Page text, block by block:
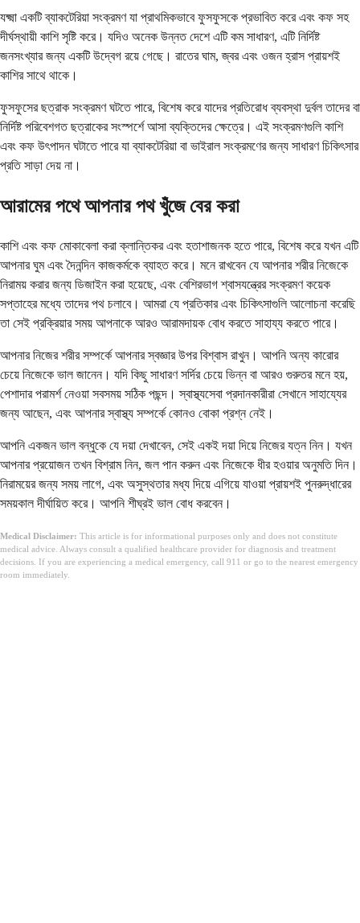
যক্ষ্মা একটি ব্যাকটেরিয়া সংক্রমণ যা প্রাথমিকভাবে ফুসফুসকে প্রভাবিত করে এবং কফ সহ
দীর্ঘস্থায়ী কাশি সৃষ্টি করে। যদিও অনেক উন্নত দেশে এটি কম সাধারণ, এটি নির্দিষ্ট
জনসংখ্যার জন্য একটি উদ্বেগ রয়ে গেছে। রাতের ঘাম, জ্বর এবং ওজন হ্রাস প্রায়শই
কাশির সাথে থাকে।
ফুসফুসের ছত্রাক সংক্রমণ ঘটতে পারে, বিশেষ করে যাদের প্রতিরোধ ব্যবস্থা দুর্বল তাদের বা
নির্দিষ্ট পরিবেশগত ছত্রাকের সংস্পর্শে আসা ব্যক্তিদের ক্ষেত্রে। এই সংক্রমণগুলি কাশি
এবং কফ উৎপাদন ঘটাতে পারে যা ব্যাকটেরিয়া বা ভাইরাল সংক্রমণের জন্য সাধারণ চিকিৎসার
প্রতি সাড়া দেয় না।
আরামের পথে আপনার পথ খুঁজে বের করা
কাশি এবং কফ মোকাবেলা করা ক্লান্তিকর এবং হতাশাজনক হতে পারে, বিশেষ করে যখন এটি
আপনার ঘুম এবং দৈনন্দিন কাজকর্মকে ব্যাহত করে। মনে রাখবেন যে আপনার শরীর নিজেকে
নিরাময় করার জন্য ডিজাইন করা হয়েছে, এবং বেশিরভাগ শ্বাসযন্ত্রের সংক্রমণ কয়েক
সপ্তাহের মধ্যে তাদের পথ চলাবে। আমরা যে প্রতিকার এবং চিকিৎসাগুলি আলোচনা করেছি
তা সেই প্রক্রিয়ার সময় আপনাকে আরও আরামদায়ক বোধ করতে সাহায্য করতে পারে।
আপনার নিজের শরীর সম্পর্কে আপনার স্বজ্ঞার উপর বিশ্বাস রাখুন। আপনি অন্য কারোর
চেয়ে নিজেকে ভাল জানেন। যদি কিছু সাধারণ সর্দির চেয়ে ভিন্ন বা আরও গুরুতর মনে হয়,
পেশাদার পরামর্শ নেওয়া সবসময় সঠিক পছন্দ। স্বাস্থ্যসেবা প্রদানকারীরা সেখানে সাহায্যের
জন্য আছেন, এবং আপনার স্বাস্থ্য সম্পর্কে কোনও বোকা প্রশ্ন নেই।
আপনি একজন ভাল বন্ধুকে যে দয়া দেখাবেন, সেই একই দয়া দিয়ে নিজের যত্ন নিন। যখন
আপনার প্রয়োজন তখন বিশ্রাম নিন, জল পান করুন এবং নিজেকে ধীর হওয়ার অনুমতি দিন।
নিরাময়ের জন্য সময় লাগে, এবং অসুস্থতার মধ্য দিয়ে এগিয়ে যাওয়া প্রায়শই পুনরুদ্ধারের
সময়কাল দীর্ঘায়িত করে। আপনি শীঘ্রই ভাল বোধ করবেন।
Medical Disclaimer: This article is for informational purposes only and does not constitute
medical advice. Always consult a qualified healthcare provider for diagnosis and treatment
decisions. If you are experiencing a medical emergency, call 911 or go to the nearest emergency
room immediately.